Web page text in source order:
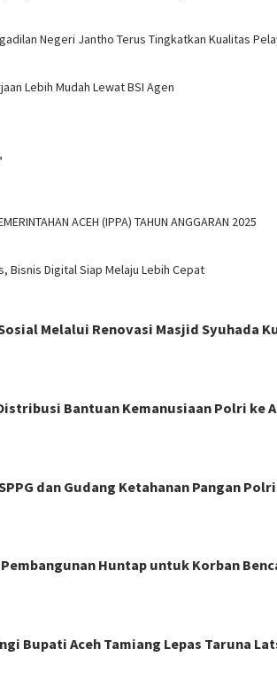
Negeri Jantho Terus Tingkatkan Kualitas
Lebih Mudah Lewat BSI Agen
ACEH (IPPA) TAHUN ANGGARAN 2025
Bisnis Digital Siap Melaju Lebih Cepat
Melalui Renovasi Masjid Syuhada
Bantuan Kemanusiaan Polri ke
dan Gudang Ketahanan Pangan
Huntap untuk Korban
Bupati Aceh Tamiang Lepas Taruna